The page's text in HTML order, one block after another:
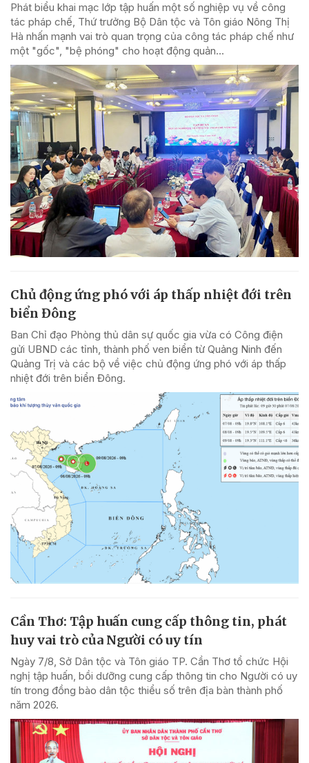
Phát biểu khai mạc lớp tập huấn một số nghiệp vụ về công
tác pháp chế, Thứ trưởng Bộ Dân tộc và Tôn giáo Nông Thị
Hà nhấn mạnh vai trò quan trọng của công tác pháp chế như
một "gốc", "bệ phóng" cho hoạt động quản...
Chủ động ứng phó với áp thấp nhiệt đới trên
biển Đông
Ban Chỉ đạo Phòng thủ dân sự quốc gia vừa có Công điện
gửi UBND các tỉnh, thành phố ven biển từ Quảng Ninh đến
Quảng Trị và các bộ về việc chủ động ứng phó với áp thấp
nhiệt đới trên biển Đông.
Cần Thơ: Tập huấn cung cấp thông tin, phát
huy vai trò của Người có uy tín
Ngày 7/8, Sở Dân tộc và Tôn giáo TP. Cần Thơ tổ chức Hội
nghị tập huấn, bồi dưỡng cung cấp thông tin cho Người có uy
tín trong đồng bào dân tộc thiểu số trên địa bàn thành phố
năm 2026.